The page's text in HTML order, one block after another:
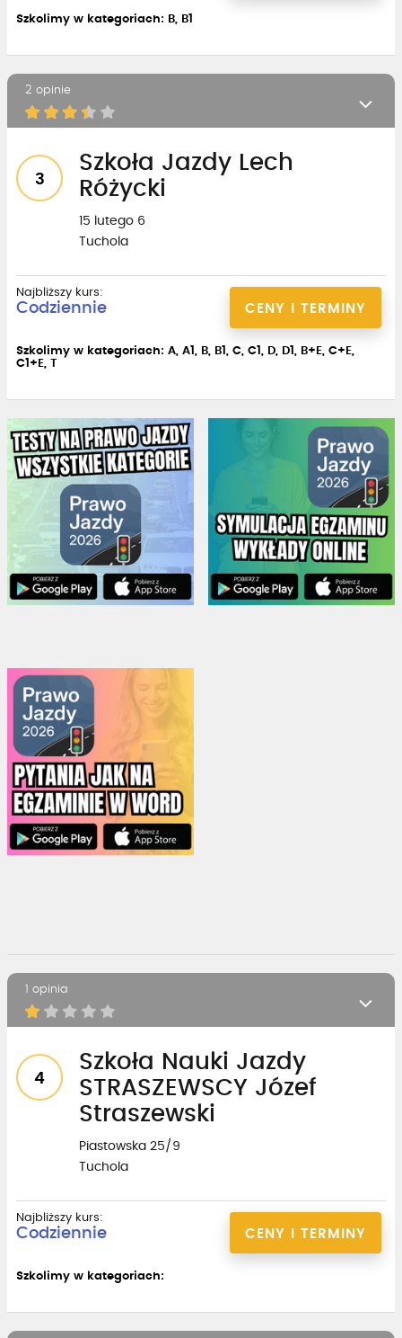
Szkolimy w kategoriach: B, B1
2 opinie
3
Szkoła Jazdy Lech
Różycki
15 lutego 6
Tuchola
CENY I TERMINY
Najbliższy kurs:
Codziennie
Szkolimy w kategoriach: A, A1, B, B1, C, C1, D, D1, B+E, C+E,
C1+E, T
1 opinia
4
Szkoła Nauki Jazdy
STRASZEWSCY Józef
Straszewski
Piastowska 25/9
Tuchola
CENY I TERMINY
Najbliższy kurs:
Codziennie
Szkolimy w kategoriach: